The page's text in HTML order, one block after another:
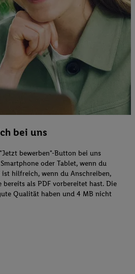
bei uns
bewerben"-Button bei uns
oder Tablet, wenn du
ist hilfreich, wenn du Anschreiben,
bereits als PDF vorbereitet hast. Die
Qualität haben und 4 MB nicht